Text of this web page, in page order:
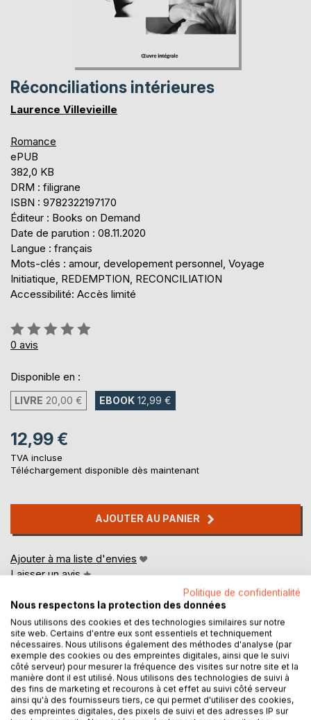
Réconciliations intérieures
Laurence Villevieille
Romance
ePUB
382,0 KB
DRM : filigrane
ISBN : 9782322197170
Éditeur : Books on Demand
Date de parution : 08.11.2020
Langue : français
Mots-clés : amour, developement personnel, Voyage
Initiatique, REDEMPTION, RECONCILIATION
Accessibilité: Accès limité
Évaluation:
0%
0 avis
Disponible en :
LIVRE 20,00 € EBOOK 12,99 €
12,99 €
TVA incluse
Téléchargement disponible dès maintenant
AJOUTER AU PANIER
Ajouter à ma liste d'envies
Laisser un avis
DESCRIPTION
Politique de confidentialité
Nous respectons la protection des données
Nous utilisons des cookies et des technologies similaires sur notre
site web. Certains d'entre eux sont essentiels et techniquement
nécessaires. Nous utilisons également des méthodes d'analyse (par
exemple des cookies ou des empreintes digitales, ainsi que le suivi
côté serveur) pour mesurer la fréquence des visites sur notre site et la
manière dont il est utilisé. Nous utilisons des technologies de suivi à
des fins de marketing et recourons à cet effet au suivi côté serveur
ainsi qu'à des fournisseurs tiers, ce qui permet d'utiliser des cookies,
des empreintes digitales, des pixels de suivi et des adresses IP sur